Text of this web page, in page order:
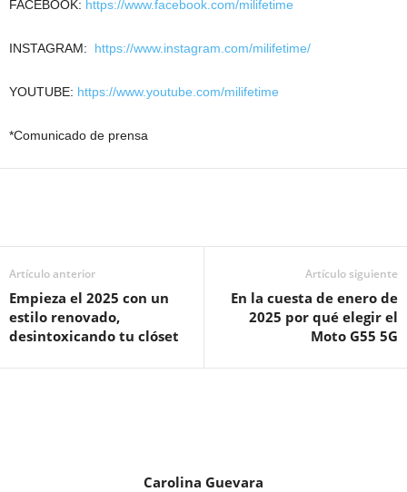
FACEBOOK: https://www.facebook.com/milifetime
INSTAGRAM: https://www.instagram.com/milifetime/
YOUTUBE: https://www.youtube.com/milifetime
*Comunicado de prensa
Artículo anterior
Empieza el 2025 con un
estilo renovado,
desintoxicando tu clóset
Artículo siguiente
En la cuesta de enero de
2025 por qué elegir el
Moto G55 5G
Carolina Guevara